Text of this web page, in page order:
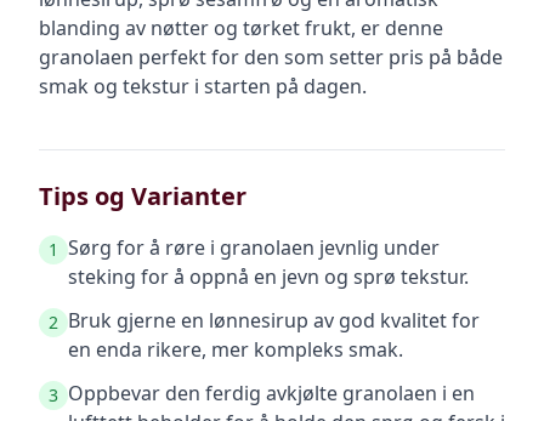
blanding av nøtter og tørket frukt, er denne
granolaen perfekt for den som setter pris på både
smak og tekstur i starten på dagen.
Tips og Varianter
1 Sørg for å røre i granolaen jevnlig under
steking for å oppnå en jevn og sprø tekstur.
2 Bruk gjerne en lønnesirup av god kvalitet for
en enda rikere, mer kompleks smak.
3 Oppbevar den ferdig avkjølte granolaen i en